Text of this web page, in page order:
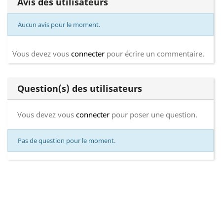
Aucun avis pour le moment.
Vous devez vous connecter pour écrire un commentaire.
Question(s) des utilisateurs
Vous devez vous connecter pour poser une question.
Pas de question pour le moment.